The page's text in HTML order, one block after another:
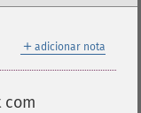
＋ adicionar nota
com